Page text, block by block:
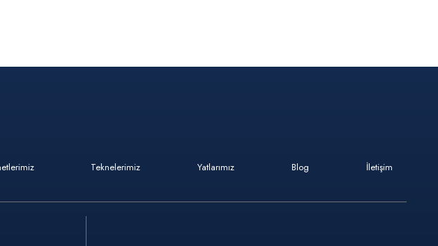
Teknelerimiz Yatlarımız Blog İletişim